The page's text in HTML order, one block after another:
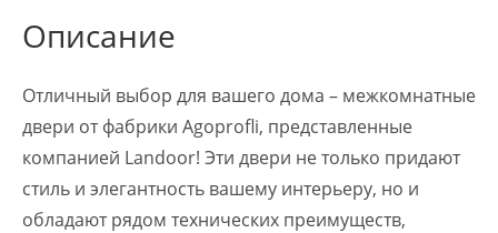
Описание
Отличный выбор для вашего дома – межкомнатные
двери от фабрики Agoprofli, представленные
компанией Landoor! Эти двери не только придают
стиль и элегантность вашему интерьеру, но и
обладают рядом технических преимуществ,